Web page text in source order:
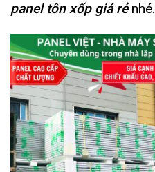
panel tôn xốp giá rẻnhé.